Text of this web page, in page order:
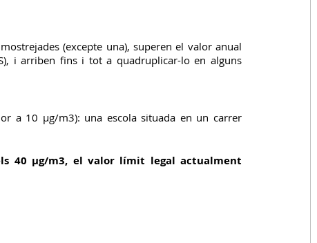
(excepte una), superen el valor anual
i arriben fins i tot a quadruplicar-lo en alguns
a 10 μg/m3): una escola situada en un carrer
40 μg/m3, el valor límit legal actualment